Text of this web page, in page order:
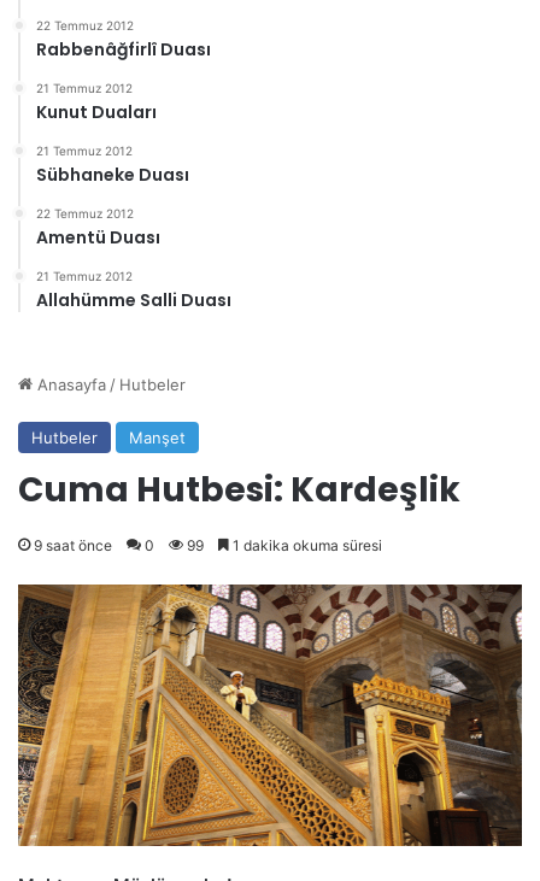
22 Temmuz 2012
Rabbenâğfirlî Duası
21 Temmuz 2012
Kunut Duaları
21 Temmuz 2012
Sübhaneke Duası
22 Temmuz 2012
Amentü Duası
21 Temmuz 2012
Allahümme Salli Duası